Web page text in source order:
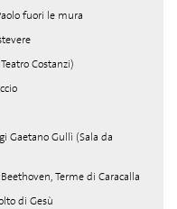
fuori le mura
Costanzi)
Gaetano Gullì (Sala da
Terme di Caracalla
di Gesù